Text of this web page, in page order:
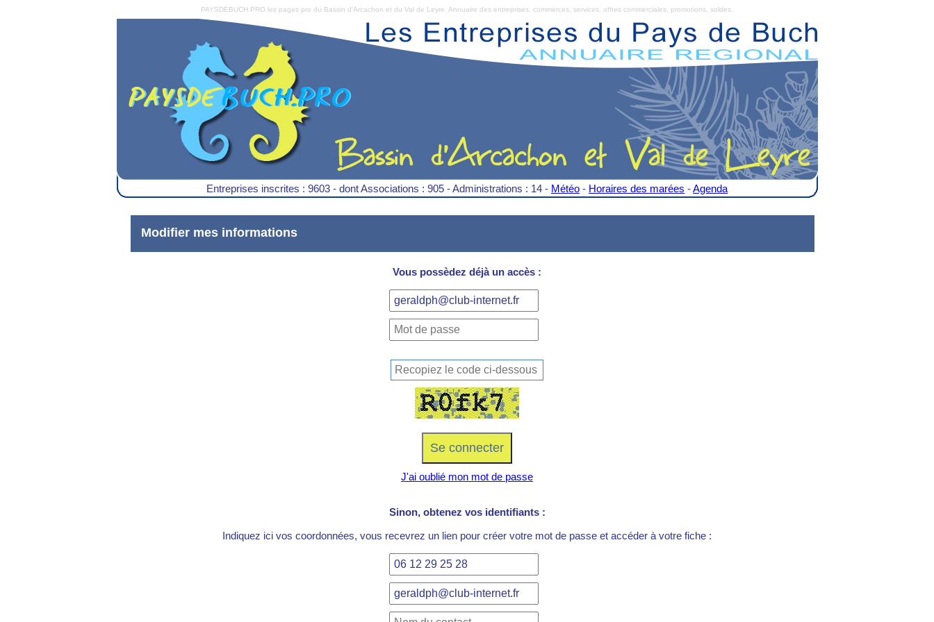
PAYSDEBUCH.PRO les pages pro du Bassin d'Arcachon et du Val de Leyre. Annuaire des entreprises, commerces, services, offres commerciales, promotions, soldes.
Entreprises inscrites : 9603 - dont Associations : 905 - Administrations : 14 - Météo - Horaires des marées -Agenda
Modifier mes informations
Vous possèdez déjà un accès :
J'ai oublié mon mot de passe
Sinon, obtenez vos identifiants :
Indiquez ici vos coordonnées, vous recevrez un lien pour créer votre mot de passe et accéder à votre fiche :